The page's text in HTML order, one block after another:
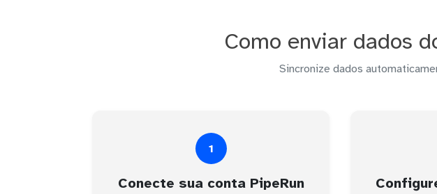
Como enviar dados
Sincronize dados
1
Conecte sua conta PipeRun